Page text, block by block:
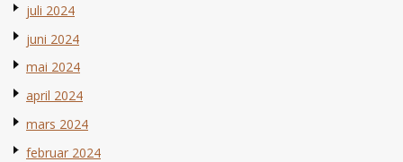
juli 2024
juni 2024
mai 2024
april 2024
mars 2024
februar 2024